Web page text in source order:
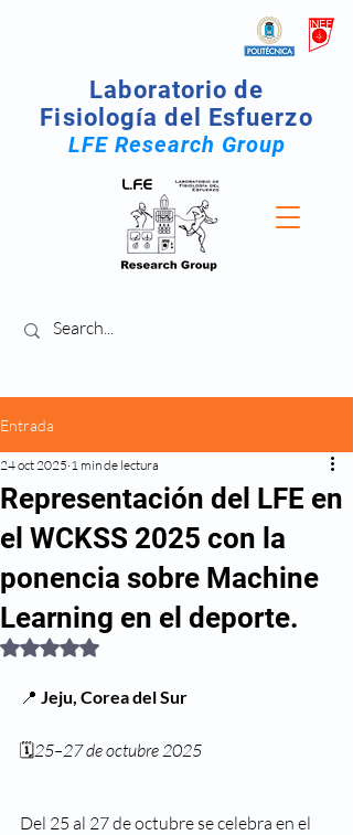
Laboratorio de
Fisiología del Esfuerzo
LFE Research Group
Entrada
Representación del LFE en
el WCKSS 2025 con la
ponencia sobre Machine
Learning en el deporte.
24 oct 2025 1 min de lectura
Obtuvo NaN de 5 estrellas.
📍 Jeju, Corea del Sur
🗓️25–27 de octubre 2025
Del 25 al 27 de octubre se celebra en el